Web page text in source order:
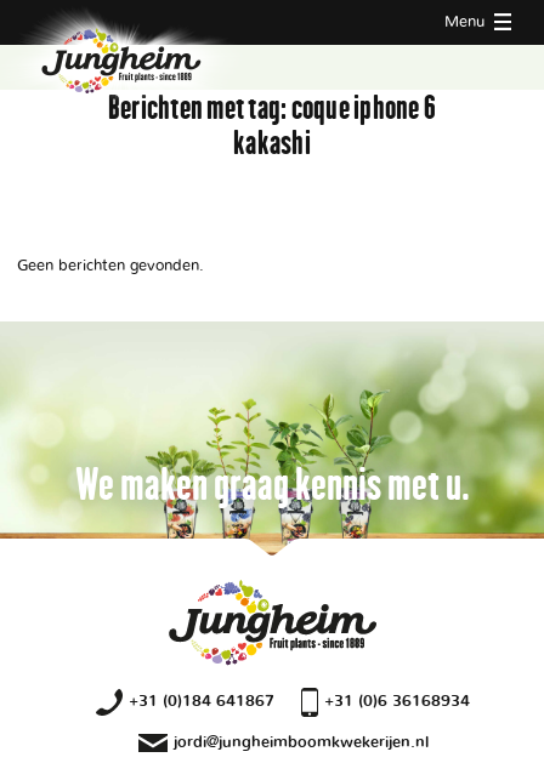
Menu
Berichten met tag:coque iphone 6
kakashi
Geen berichten gevonden.
We maken graag kennis met u.
+31 (0)184 641867 +31 (0)6 36168934
jordi@jungheimboomkwekerijen.nl